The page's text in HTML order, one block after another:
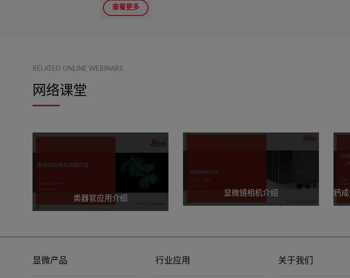
查看更多
RELATED ONLINE WEBINARS
网络课堂
类器官应用介绍
显微镜相机介绍
显微产品 行业应用 关于我们